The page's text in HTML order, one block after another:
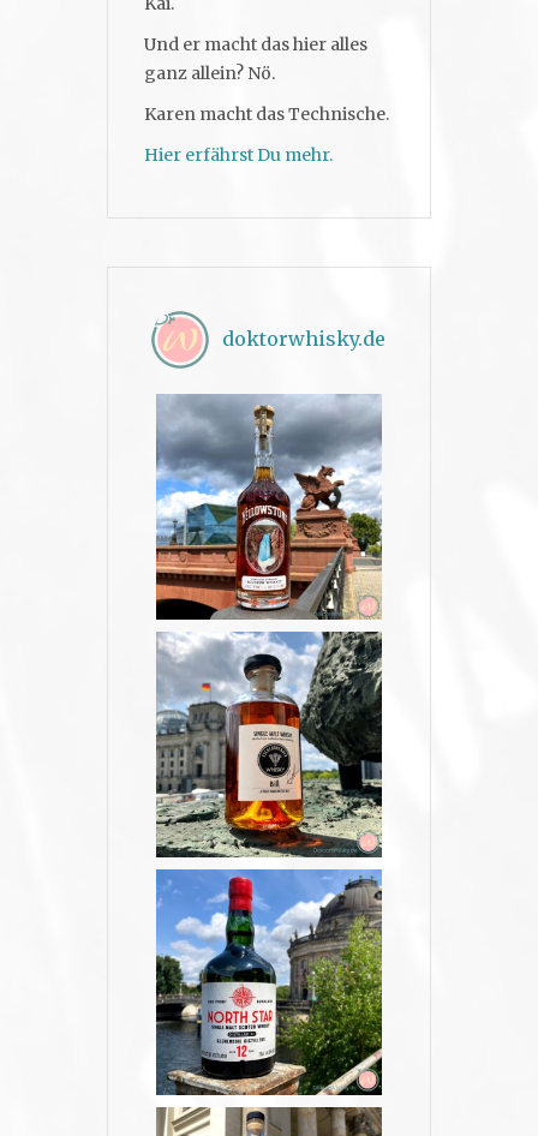
Und er macht das hier alles
ganz allein? Nö.
Karen macht das Technische.
Hier erfährst Du mehr.
doktorwhisky.de